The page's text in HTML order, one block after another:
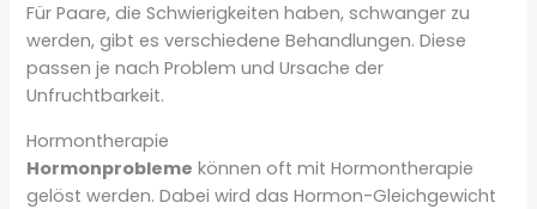
Für Paare, die Schwierigkeiten haben, schwanger zu
werden, gibt es verschiedene Behandlungen. Diese
passen je nach Problem und Ursache der
Unfruchtbarkeit.
Hormontherapie
Hormonprobleme können oft mit Hormontherapie
gelöst werden. Dabei wird das Hormon-Gleichgewicht